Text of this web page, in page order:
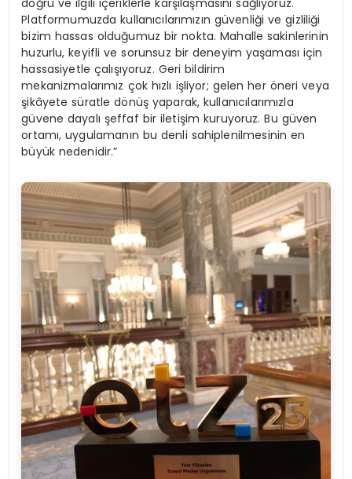
doğru ve ilgili içeriklerle karşılaşmasını sağlıyoruz.
Platformumuzda kullanıcılarımızın güvenliği ve gizliliği
bizim hassas olduğumuz bir nokta. Mahalle sakinlerinin
huzurlu, keyifli ve sorunsuz bir deneyim yaşaması için
hassasiyetle çalışıyoruz. Geri bildirim
mekanizmalarımız çok hızlı işliyor; gelen her öneri veya
şikâyete süratle dönüş yaparak, kullanıcılarımızla
güvene dayalı şeffaf bir iletişim kuruyoruz. Bu güven
ortamı, uygulamanın bu denli sahiplenilmesinin en
büyük nedenidir.”